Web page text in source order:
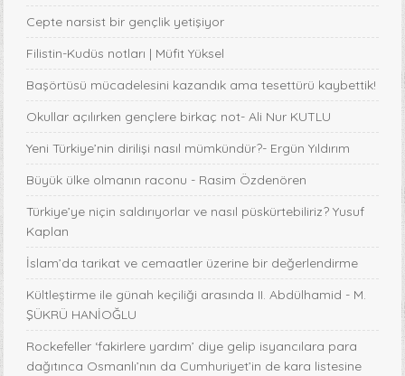
Cepte narsist bir gençlik yetişiyor
Filistin-Kudüs notları | Müfit Yüksel
Başörtüsü mücadelesini kazandık ama tesettürü kaybettik!
Okullar açılırken gençlere birkaç not- Ali Nur KUTLU
Yeni Türkiye’nin dirilişi nasıl mümkündür?- Ergün Yıldırım
Büyük ülke olmanın raconu - Rasim Özdenören
Türkiye’ye niçin saldırıyorlar ve nasıl püskürtebiliriz? Yusuf
Kaplan
İslam’da tarikat ve cemaatler üzerine bir değerlendirme
Kültleştirme ile günah keçiliği arasında II. Abdülhamid - M.
ŞÜKRÜ HANİOĞLU
Rockefeller ‘fakirlere yardım’ diye gelip isyancılara para
dağıtınca Osmanlı’nın da Cumhuriyet’in de kara listesine